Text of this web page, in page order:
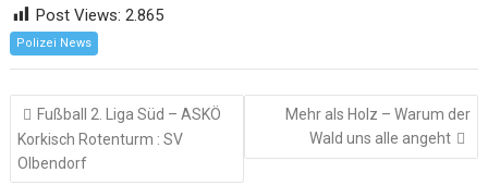
Post Views: 2.865
Polizei News
Beitragsnavigation
Fußball 2. Liga Süd – ASKÖ
Korkisch Rotenturm : SV
Olbendorf
Mehr als Holz – Warum der
Wald uns alle angeht